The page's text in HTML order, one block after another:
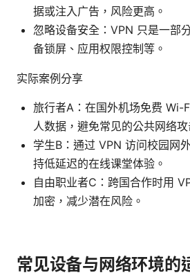
据或注入广告，风险更高。
忽略设备安全：VPN 只是一部
备锁屏、应用权限控制等。
实际案例分享
旅行者A：在国外机场免费 Wi-
人数据，避免常见的公共网络攻
学生B：通过 VPN 访问校园网
持低延迟的在线课堂体验。
自由职业者C：跨国合作时用
加密，减少潜在风险。
常见设备与网络环境的